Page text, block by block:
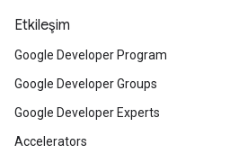
Etkileşim
Google Developer Program
Google Developer Groups
Google Developer Experts
Accelerators